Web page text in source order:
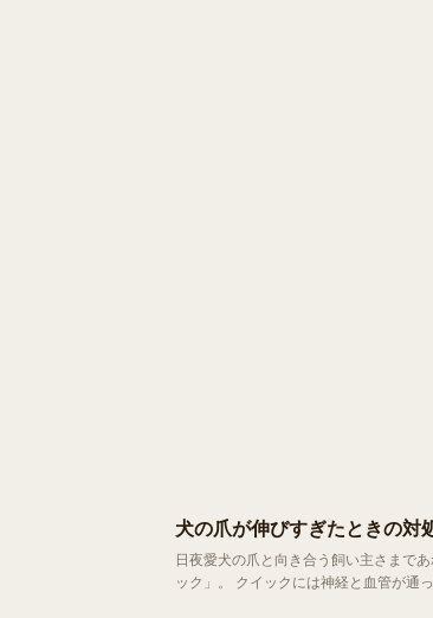
犬の爪が伸びすぎたときの対
日夜愛犬の爪と向き合う飼い主さまで
ック」。 クイックには神経と血管が通っており、誤って切ると強い痛みや出血を伴います。そしてこのクイック、爪を伸ばしたまま放置し